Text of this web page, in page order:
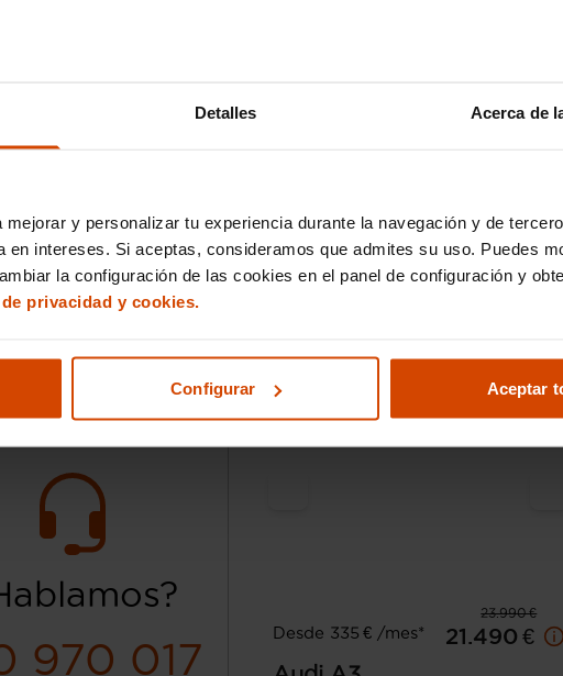
Detalles Acerca de
y personalizar tu experiencia durante la navegación y de
en intereses. Si aceptas, consideramos que admites su uso. Puedes
la configuración de las cookies en el panel de configuración y
privacidad y cookies.
Configurar Aceptar
km Gasolina Manual
Pamplona -
970 017
23.990 €
Desde 335 € /mes*
21.490 €